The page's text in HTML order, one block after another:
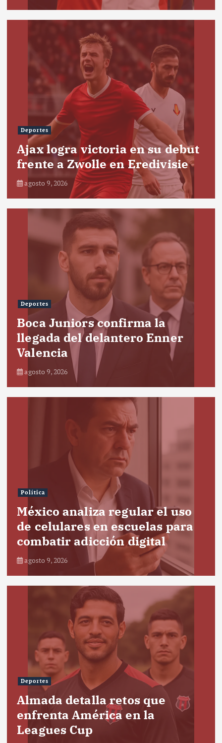
Deportes
Ajax logra victoria en su debut
frente a Zwolle en Eredivisie
agosto 9, 2026
Deportes
Boca Juniors confirma la
llegada del delantero Enner
Valencia
agosto 9, 2026
Política
México analiza regular el uso
de celulares en escuelas para
combatir adicción digital
agosto 9, 2026
Deportes
Almada detalla retos que
enfrenta América en la
Leagues Cup